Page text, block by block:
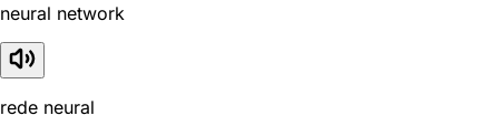
neural network
rede neural